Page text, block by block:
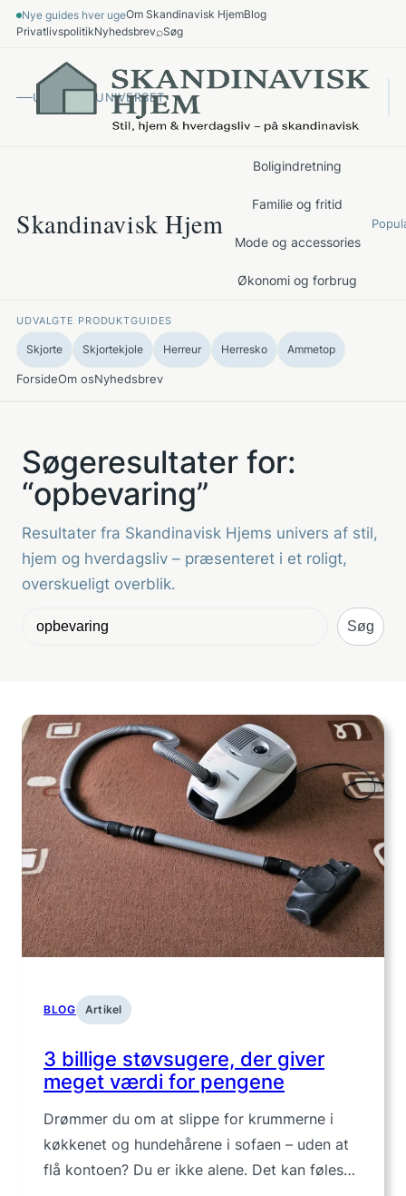
SpringNye guides hver ugeOm Skandinavisk HjemBlog
PrivatlivspolitikNyhedsbrev⌕Søg
UDFORSK UNIVERSET
Skandinavisk Hjem
Boligindretning
Familie og fritid
Mode og accessories
Økonomi og forbrug
UDVALGTE PRODUKTGUIDES
Skjorte Skjortekjole Herreur Herresko Ammetop
ForsideOm osNyhedsbrev
Søgeresultater for:
“opbevaring”
Resultater fra Skandinavisk Hjems univers af stil,
hjem og hverdagsliv – præsenteret i et roligt,
overskueligt overblik.
Søg
BLOG Artikel
3 billige støvsugere, der giver
meget værdi for pengene
Drømmer du om at slippe for krummerne i
køkkenet og hundehårene i sofaen – uden at
flå kontoen? Du er ikke alene. Det kan føles…